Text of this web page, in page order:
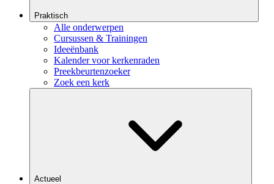
Praktisch
Alle onderwerpen
Cursussen & Trainingen
Ideeënbank
Kalender voor kerkenraden
Preekbeurtenzoeker
Zoek een kerk
Actueel